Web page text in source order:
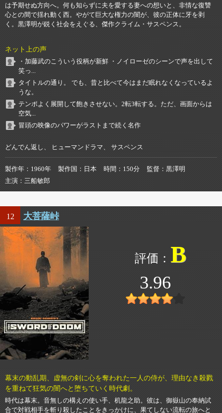
は予期せぬ方向へ。何も知らずに夫を愛する妻への想いと、非情な復讐
心との間で揺れ動く西。やがて巨大な権力の闇が、彼の正体に牙を剥
く。黒澤明が鋭く社会をえぐる、傑作クライム・サスペンス。
ネット上の声
・加藤武のこういう役柄が新鮮 ・ノイローゼのシーンで声を出して
笑っ...
タイトルの通り。 でも、昔と比べて今はまだ眠れなくなっているよ
うな。
テンポよく展開して飽きさせない。2転3転する。ただ、画面からは
空気...
冒頭の映像のパワーがラストまで続く名作
どんでん返し、 ヒューマンドラマ、 サスペンス
製作年 1960年 製作国 日本 時間 150分 監督
黒澤明
主演
三船敏郎
12 大菩薩峠
B
3.96
幕末の動乱期、虚無の剣に心を奪われた一人の侍が、理由なき殺戮
を重ねて狂気の闇へと堕ちていく時代劇。
時代は幕末。音無しの構えの使い手、机龍之助。彼は、御嶽山の奉納試
合で対戦相手を斬り殺したことをきっかけに、果てしない流転の旅へと